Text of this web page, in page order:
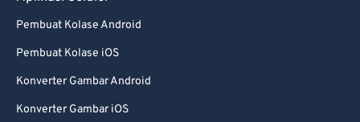
Pembuat Kolase Android
Pembuat Kolase iOS
Konverter Gambar Android
Konverter Gambar iOS